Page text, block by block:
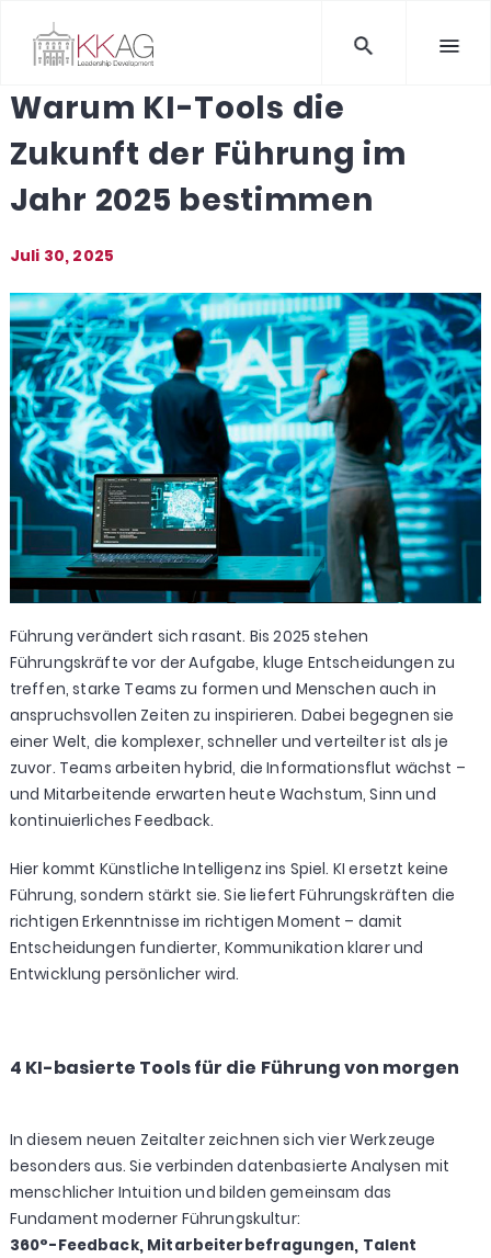
Warum KI-Tools die
Zukunft der Führung im
Jahr 2025 bestimmen
Juli 30, 2025
Führung verändert sich rasant. Bis 2025 stehen
Führungskräfte vor der Aufgabe, kluge Entscheidungen zu
treffen, starke Teams zu formen und Menschen auch in
anspruchsvollen Zeiten zu inspirieren. Dabei begegnen sie
einer Welt, die komplexer, schneller und verteilter ist als je
zuvor. Teams arbeiten hybrid, die Informationsflut wächst –
und Mitarbeitende erwarten heute Wachstum, Sinn und
kontinuierliches Feedback.
Hier kommt Künstliche Intelligenz ins Spiel. KI ersetzt keine
Führung, sondern stärkt sie. Sie liefert Führungskräften die
richtigen Erkenntnisse im richtigen Moment – damit
Entscheidungen fundierter, Kommunikation klarer und
Entwicklung persönlicher wird.
4 KI-basierte Tools für die Führung von morgen
In diesem neuen Zeitalter zeichnen sich vier Werkzeuge
besonders aus. Sie verbinden datenbasierte Analysen mit
menschlicher Intuition und bilden gemeinsam das
Fundament moderner Führungskultur:
360°-Feedback, Mitarbeiterbefragungen, Talent